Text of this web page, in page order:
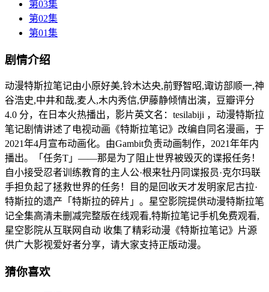
第03集
第02集
第01集
剧情介绍
动漫特斯拉笔记由小原好美,铃木达央,前野智昭,诹访部顺一,神
谷浩史,中井和哉,麦人,木内秀信,伊藤静倾情出演，豆瓣评分
4.0 分，在日本火热播出，影片英文名：tesilabiji ，动漫特斯拉
笔记剧情讲述了电视动画《特斯拉笔记》改编自同名漫画，于
2021年4月宣布动画化。由Gambit负责动画制作，2021年年内
播出。「任务T」——那是为了阻止世界被毁灭的谍报任务！
自小接受忍者训练教育的主人公·根来牡丹同谍报员·克尔玛联
手担负起了拯救世界的任务！目的是回收天才发明家尼古拉·
特斯拉的遗产「特斯拉的碎片」。星空影院提供动漫特斯拉笔
记全集高清未删减完整版在线观看,特斯拉笔记手机免费观看,
星空影院从互联网自动 收集了精彩动漫《特斯拉笔记》片源
供广大影视爱好者分享，请大家支持正版动漫。
猜你喜欢